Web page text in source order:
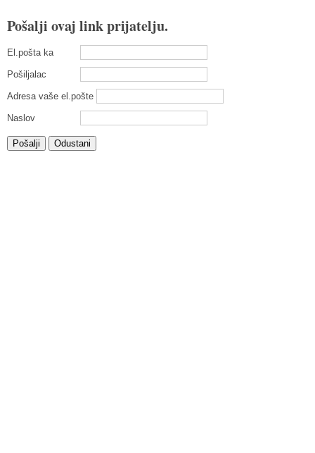
Pošalji ovaj link prijatelju.
El.pošta ka
Pošiljalac
Adresa vaše el.pošte
Naslov
Pošalji Odustani